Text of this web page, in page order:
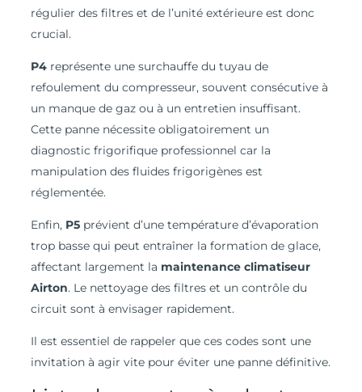
régulier des filtres et de l’unité extérieure est donc
crucial.
P4représente une surchauffe du tuyau de
refoulement du compresseur, souvent consécutive à
un manque de gaz ou à un entretien insuffisant.
Cette panne nécessite obligatoirement un
diagnostic frigorifique professionnel car la
manipulation des fluides frigorigènes est
réglementée.
Enfin, P5prévient d’une température d’évaporation
trop basse qui peut entraîner la formation de glace,
affectant largement la maintenance climatiseur
Airton. Le nettoyage des filtres et un contrôle du
circuit sont à envisager rapidement.
Il est essentiel de rappeler que ces codes sont une
invitation à agir vite pour éviter une panne définitive.